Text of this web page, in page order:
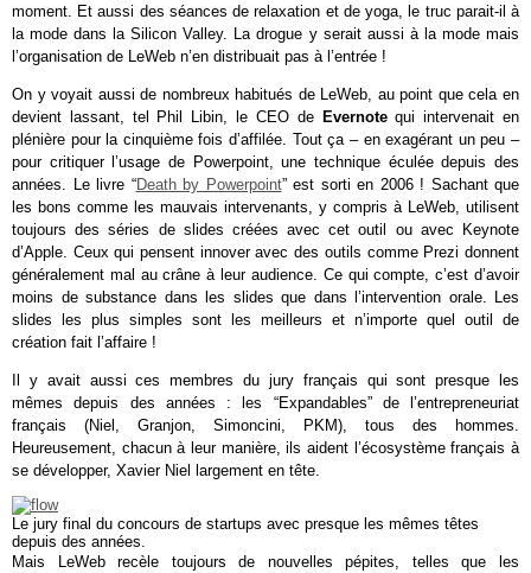
moment. Et aussi des séances de relaxation et de yoga, le truc parait-il à
la mode dans la Silicon Valley. La drogue y serait aussi à la mode mais
l’organisation de LeWeb n’en distribuait pas à l’entrée !
On y voyait aussi de nombreux habitués de LeWeb, au point que cela en
devient lassant, tel Phil Libin, le CEO de Evernotequi intervenait en
plénière pour la cinquième fois d’affilée. Tout ça – en exagérant un peu –
pour critiquer l’usage de Powerpoint, une technique éculée depuis des
années. Le livre “Death by Powerpoint” est sorti en 2006 ! Sachant que
les bons comme les mauvais intervenants, y compris à LeWeb, utilisent
toujours des séries de slides créées avec cet outil ou avec Keynote
d’Apple. Ceux qui pensent innover avec des outils comme Prezi donnent
généralement mal au crâne à leur audience. Ce qui compte, c’est d’avoir
moins de substance dans les slides que dans l’intervention orale. Les
slides les plus simples sont les meilleurs et n’importe quel outil de
création fait l’affaire !
Il y avait aussi ces membres du jury français qui sont presque les
mêmes depuis des années : les “Expandables” de l’entrepreneuriat
français (Niel, Granjon, Simoncini, PKM), tous des hommes.
Heureusement, chacun à leur manière, ils aident l’écosystème français à
se développer, Xavier Niel largement en tête.
Le jury final du concours de startups avec presque les mêmes têtes
depuis des années.
Mais LeWeb recèle toujours de nouvelles pépites, telles que les